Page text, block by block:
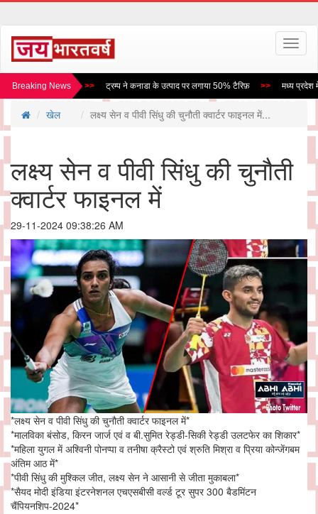
Breaking News
विंध्य एक्सप्रेस वे ट्रम्प ने कनाडा के उत्पाद पर लगाया 50% टैरिफ़ मध्य प्रदेश मे
खेल लक्ष्य सेन व पीवी सिंधु की चुनौती क्वार्टर फाइनल में...
लक्ष्य सेन व पीवी सिंधु की चुनौती
क्वार्टर फाइनल में
29-11-2024 09:38:26 AM
*लक्ष्य सेन व पीवी सिंधु की चुनौती क्वार्टर फाइनल में*
*मालविका बंसोड, किरन जार्ज एवं व बी.सुमित रेड्डी-सिकी रेड्डी उलटफेर का शिकार*
*महिला युगल में अश्विनी पोनप्पा व तनीषा क्रैस्टो एवं श्रुति मिश्रा व प्रिया कोन्जेंगबम
अंतिम आठ में*
*पीवी सिंधु की मुश्किल जीत, लक्ष्य सेन ने आसानी से जीता मुकाबला*
*सैयद मोदी इंडिया इंटरनेशनल एचएसबीसी वर्ल्ड टूर सुपर 300 बैडमिंटन
चैंपियनशिप-2024*